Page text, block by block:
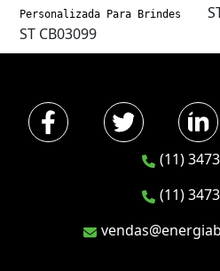
Personalizada Para Brindes
ST CB03099
(11)
(11)